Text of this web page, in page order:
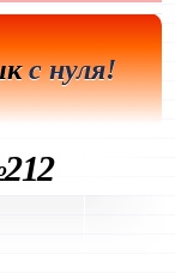
с нуля!